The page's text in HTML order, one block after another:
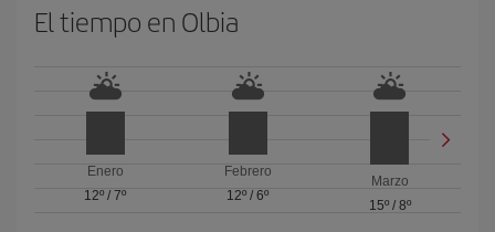
El tiempo en Olbia
Enero
12º /7º
Febrero
12º / 6º
Marzo
15º/ 8º